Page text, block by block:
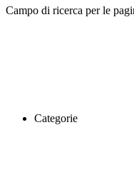
Campo di ricerca per le
Categorie